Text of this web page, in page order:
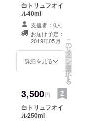
白トリュフオイ
ル40ml
支援者：0人
お届け予定：
2019年05月
詳細を見る
こ
の
リ
タ
ー
ン
を
選
択
す
る
3,500円
白トリュフオイ
ル250ml